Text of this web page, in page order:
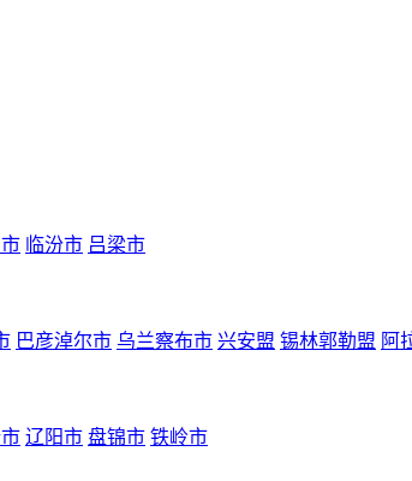
临汾市 吕梁市
巴彦淖尔市 乌兰察布市 兴安盟 锡林郭勒盟 阿
辽阳市 盘锦市 铁岭市